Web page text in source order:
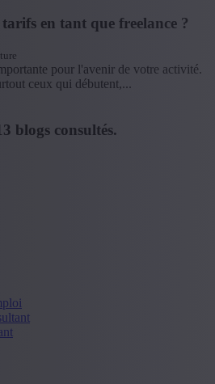
en tant que freelance ?
pour l'avenir de votre activité.
ceux qui débutent,...
blogs consultés.